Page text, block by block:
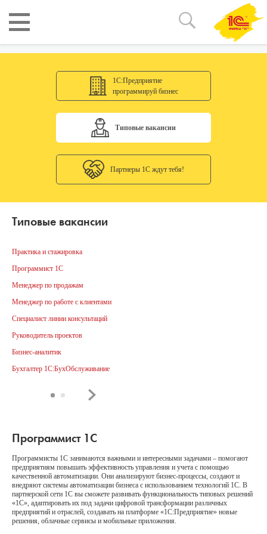
1С:Предприятие
программируй бизнес
Типовые вакансии
Партнеры 1С ждут тебя!
Типовые вакансии
Практика и стажировка
Программист 1С
Менеджер по продажам
Менеджер по работе с клиентами
Специалист линии консультаций
Руководитель проектов
Бизнес-аналитик
Бухгалтер 1С:БухОбслуживание
Программист 1С
Программисты 1С занимаются важными и интересными задачами – помогают
предприятиям повышать эффективность управления и учета с помощью
качественной автоматизации. Они анализируют бизнес-процессы, создают и
внедряют системы автоматизации бизнеса с использованием технологий 1С. В
партнерской сети 1С вы сможете развивать функциональность типовых решений
«1С», адаптировать их под задачи цифровой трансформации различных
предприятий и отраслей, создавать на платформе «1С:Предприятие» новые
решения, облачные сервисы и мобильные приложения.